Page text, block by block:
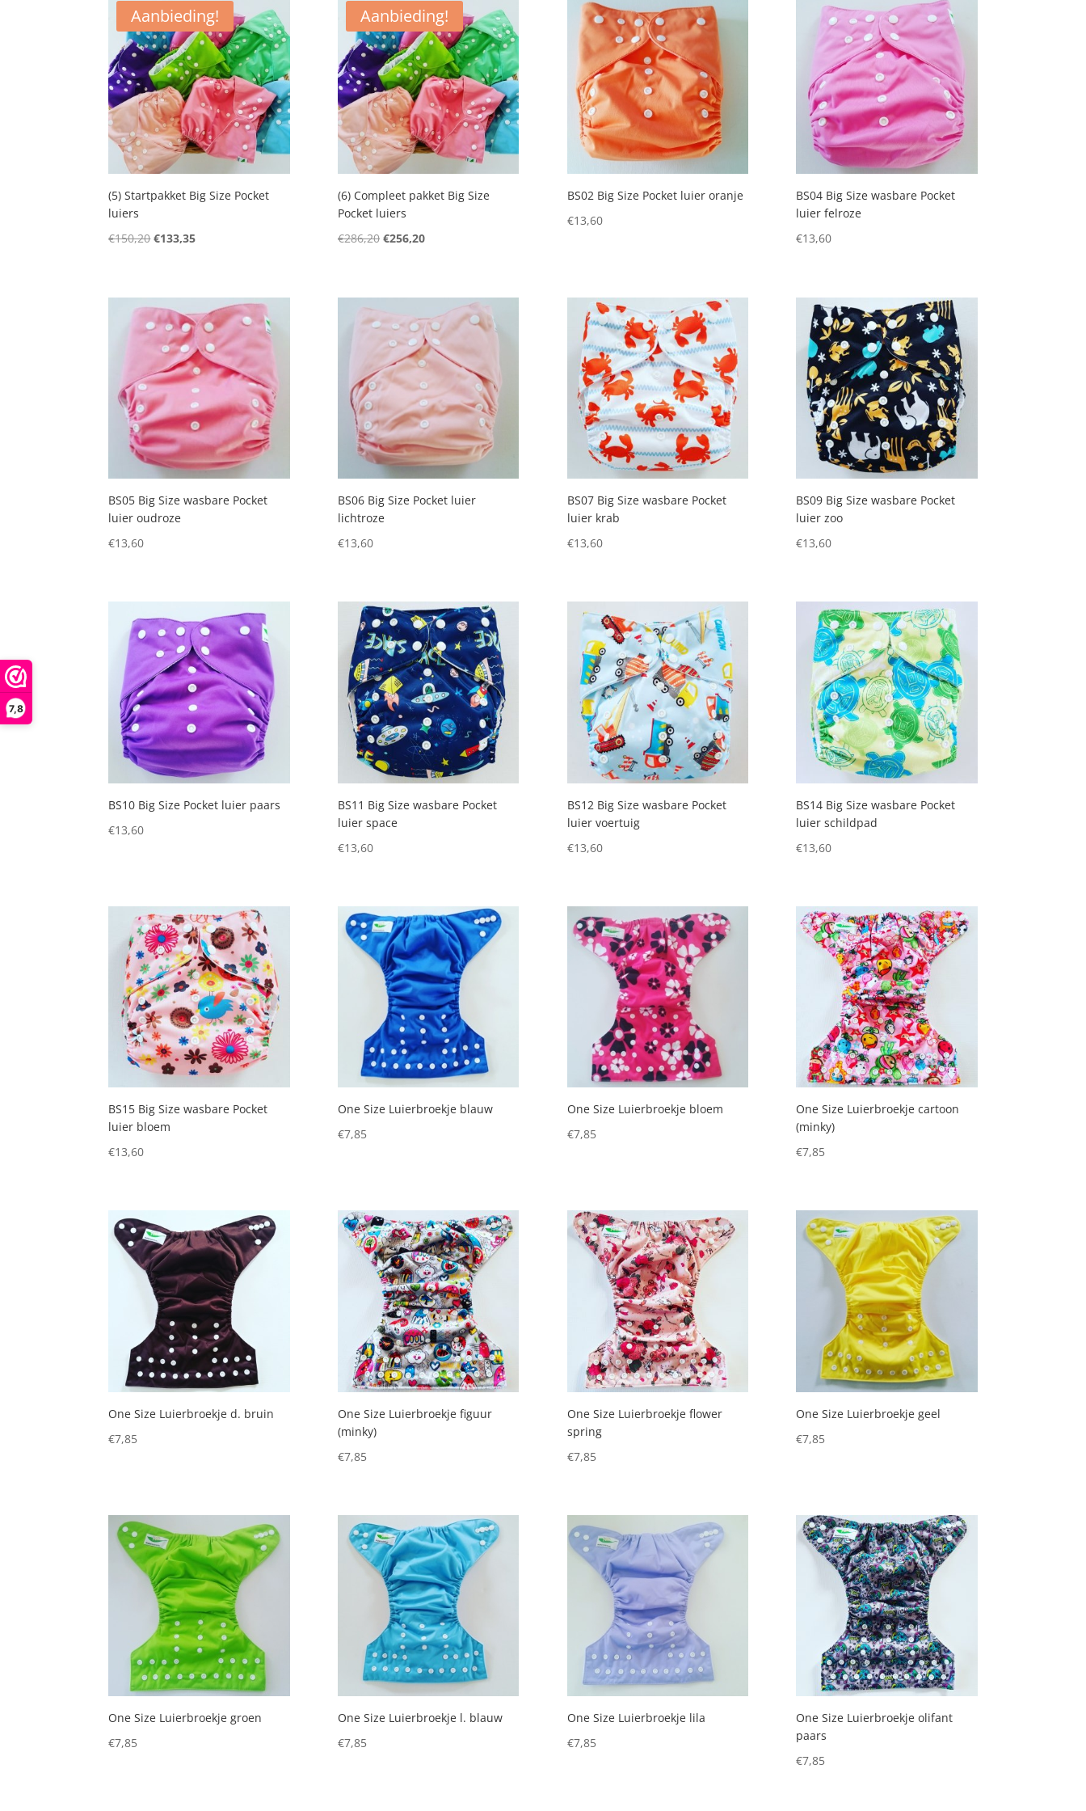
7,8
Aanbieding!
(5) Startpakket Big Size Pocket
luiers
€150,20Oorspronkelijke
€150,20.
€133,35Huidige
€133,35.
Aanbieding!
(6) Compleet pakket Big Size
Pocket luiers
€286,20 Oorspronkelijke
€286,20.
€256,20Huidige
€256,20.
BS02 Big Size Pocket luier oranje
€13,60
BS04 Big Size wasbare Pocket
luier felroze
€13,60
BS05 Big Size wasbare Pocket
luier oudroze
€13,60
BS06 Big Size Pocket luier
lichtroze
€13,60
BS07 Big Size wasbare Pocket
luier krab
€13,60
BS09 Big Size wasbare Pocket
luier zoo
€13,60
BS10 Big Size Pocket luier paars
€13,60
BS11 Big Size wasbare Pocket
luier space
€13,60
BS12 Big Size wasbare Pocket
luier voertuig
€13,60
BS14 Big Size wasbare Pocket
luier schildpad
€13,60
BS15 Big Size wasbare Pocket
luier bloem
€13,60
One Size Luierbroekje blauw
€7,85
One Size Luierbroekje bloem
€7,85
One Size Luierbroekje cartoon
(minky)
€7,85
One Size Luierbroekje d. bruin
€7,85
One Size Luierbroekje figuur
(minky)
€7,85
One Size Luierbroekje flower
spring
€7,85
One Size Luierbroekje geel
€7,85
One Size Luierbroekje groen
€7,85
One Size Luierbroekje l. blauw
€7,85
One Size Luierbroekje lila
€7,85
One Size Luierbroekje olifant
paars
€7,85